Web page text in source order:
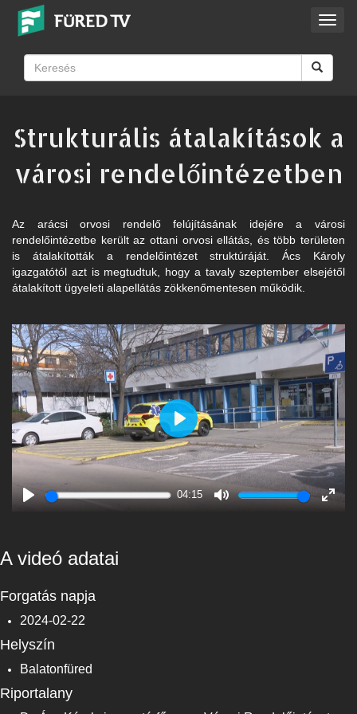
Strukturális átalakítások a
városi rendelőintézetben
Az arácsi orvosi rendelő felújításának idejére a városi
rendelőintézetbe került az ottani orvosi ellátás, és több területen
is átalakították a rendelőintézet struktúráját. Ács Károly
igazgatótól azt is megtudtuk, hogy a tavaly szeptember elsejétől
átalakított ügyeleti alapellátás zökkenőmentesen működik.
Play
04:15
Play
A videó adatai
Forgatás napja
2024-02-22
Helyszín
Balatonfüred
Riportalany